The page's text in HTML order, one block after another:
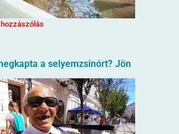
hozzászólás
a selyemzsinórt? Jön